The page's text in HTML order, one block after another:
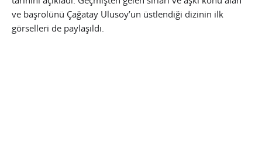
ve başrolünü Çağatay Ulusoy’un üstlendiği dizinin ilk
görselleri de paylaşıldı.